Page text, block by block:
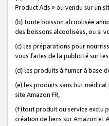
Product Ads » ou vendu sur un
(b) toute boisson alcoolisée
des boissons alcoolisées, ou si
(c) les préparations pour
vous faites de la publicité sur
(d) les produits à fumer à base
(e) les produits sans but
site Amazon FR,
(f)tout produit ou service exclu
création de liens sur Amazon et